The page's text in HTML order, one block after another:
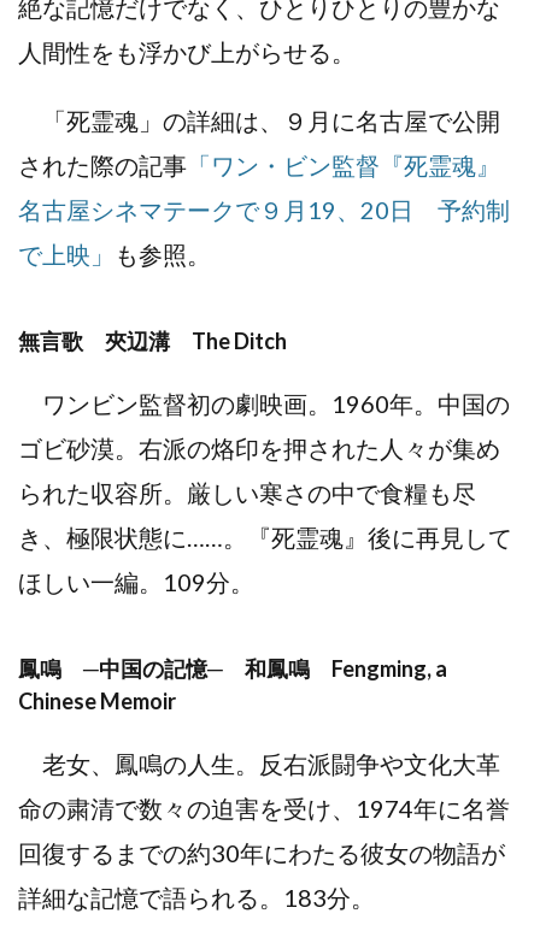
絶な記憶だけでなく、ひとりひとりの豊かな
人間性をも浮かび上がらせる。
「死霊魂」の詳細は、９月に名古屋で公開
された際の記事 「ワン・ビン監督『死霊魂』
名古屋シネマテークで９月19、20日 予約制
で上映」
も参照。
無言歌 夾辺溝 The Ditch
ワンビン監督初の劇映画。1960年。中国の
ゴビ砂漠。右派の烙印を押された人々が集め
られた収容所。厳しい寒さの中で食糧も尽
き、極限状態に……。『死霊魂』後に再見して
ほしい一編。109分。
鳳鳴 ─中国の記憶─ 和鳳鳴 Fengming, a
Chinese Memoir
老女、鳳鳴の人生。反右派闘争や文化大革
命の粛清で数々の迫害を受け、1974年に名誉
回復するまでの約30年にわたる彼女の物語が
詳細な記憶で語られる。183分。